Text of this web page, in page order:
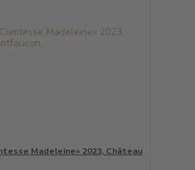
Madeleine» 2023, Château